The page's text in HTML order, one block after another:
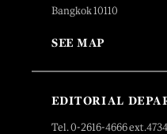
Bangkok 10110
SEE MAP
EDITORIAL
Tel. 0-2616-4666 ext.4734